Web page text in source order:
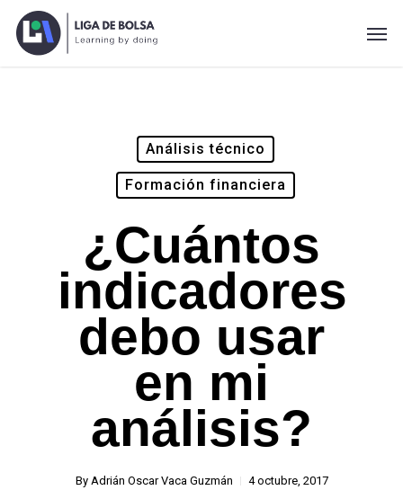
Skip
Análisis técnico
Formación financiera
¿Cuántos
indicadores
debo usar
en mi
análisis?
By Adrián Oscar Vaca Guzmán
4 octubre, 2017